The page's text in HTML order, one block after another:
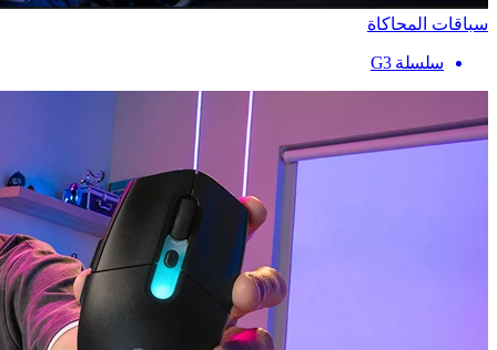
سباقات المحاكاة
سلسلة G3